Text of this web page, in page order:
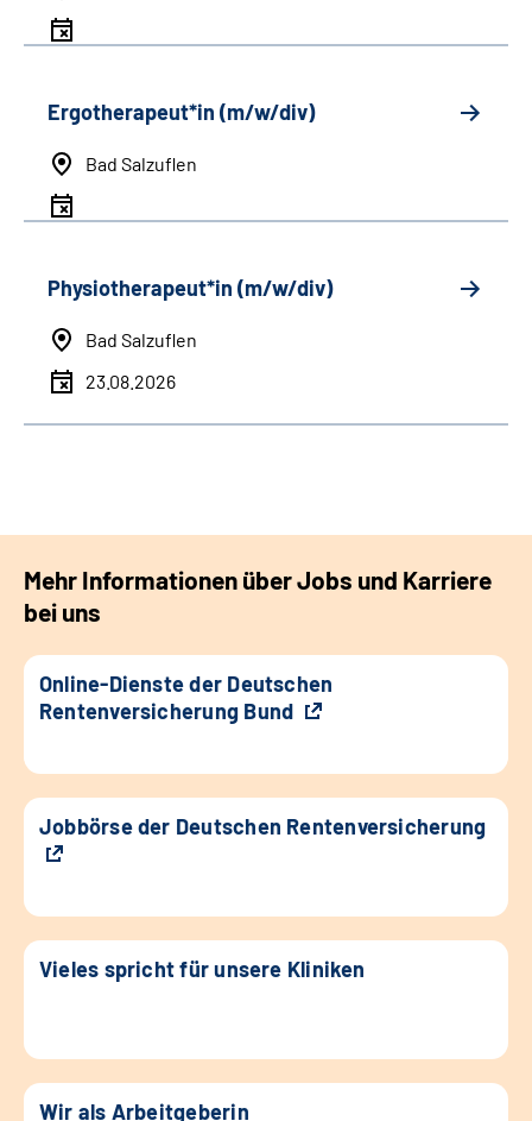
Ergotherapeut*in (m/w/div)
Bad Salzuflen
Physiotherapeut*in (m/w/div)
Bad Salzuflen
23.08.2026
Mehr Informationen über Jobs und Karriere
bei uns
Online-Dienste der Deutschen
Rentenversicherung Bund
Jobbörse der Deutschen Rentenversicherung
Vieles spricht für unsere Kliniken
Wir als Arbeitgeberin